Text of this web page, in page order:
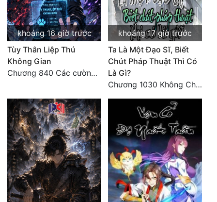
khoảng 16 giờ trước
Tùy Thân Liệp Thú
Không Gian
Chương 840 Các cường giả Hằng Tinh cấp khác đâu?
khoảng 17 giờ trước
Ta Là Một Đạo Sĩ, Biết
Chút Pháp Thuật Thì Có
Là Gì?
Chương 1030 Không Chi Hoàng Nguyên Đại Hư